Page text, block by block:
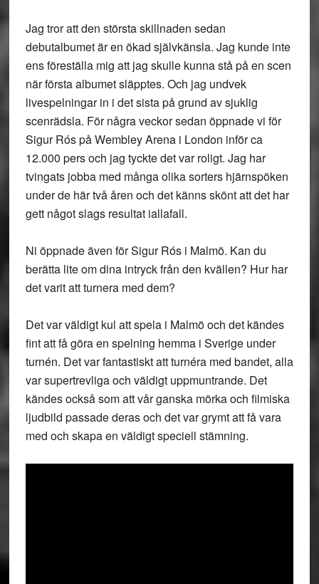
Jag tror att den största skillnaden sedan
debutalbumet är en ökad självkänsla. Jag kunde inte
ens föreställa mig att jag skulle kunna stå på en scen
när första albumet släpptes. Och jag undvek
livespelningar in i det sista på grund av sjuklig
scenrädsla. För några veckor sedan öppnade vi för
Sigur Rós på Wembley Arena i London inför ca
12.000 pers och jag tyckte det var roligt. Jag har
tvingats jobba med många olika sorters hjärnspöken
under de här två åren och det känns skönt att det har
gett något slags resultat iallafall.
Ni öppnade även för Sigur Rós i Malmö. Kan du
berätta lite om dina intryck från den kvällen? Hur har
det varit att turnera med dem?
Det var väldigt kul att spela i Malmö och det kändes
fint att få göra en spelning hemma i Sverige under
turnén. Det var fantastiskt att turnéra med bandet, alla
var supertrevliga och väldigt uppmuntrande. Det
kändes också som att vår ganska mörka och filmiska
ljudbild passade deras och det var grymt att få vara
med och skapa en väldigt speciell stämning.